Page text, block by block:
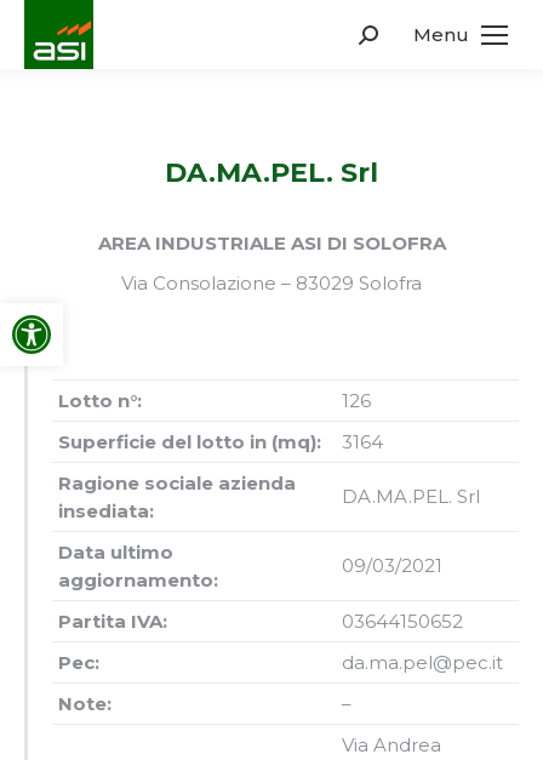
Apri la barra degli strumenti
Menu
Search:
DA.MA.PEL. Srl
AREA INDUSTRIALE ASI DI SOLOFRA
Via Consolazione – 83029 Solofra
Lotto n°:
126
Superficie del lotto in (mq):
3164
Ragione sociale azienda
insediata:
DA.MA.PEL. Srl
Data ultimo
aggiornamento:
09/03/2021
Partita IVA:
03644150652
Pec:
da.ma.pel@pec.it
Note:
–
Via Andrea